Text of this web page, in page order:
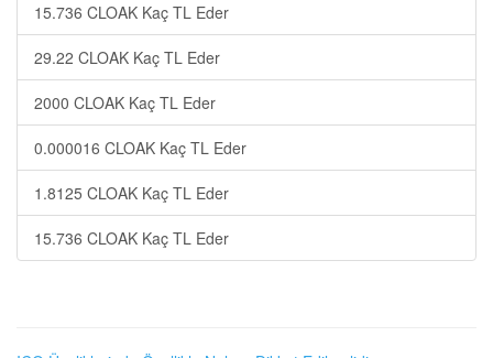
15.736 CLOAK Kaç TL Eder
29.22 CLOAK Kaç TL Eder
2000 CLOAK Kaç TL Eder
0.000016 CLOAK Kaç TL Eder
1.8125 CLOAK Kaç TL Eder
15.736 CLOAK Kaç TL Eder